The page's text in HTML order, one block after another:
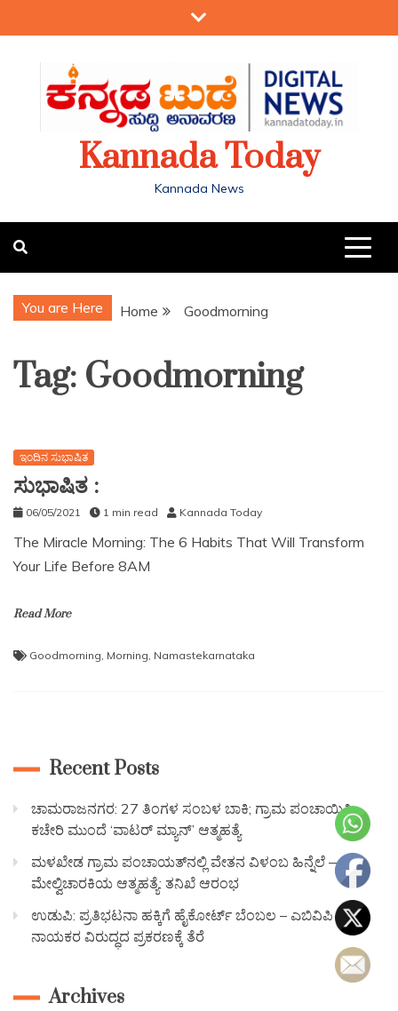
Kannada Today
Kannada News
You are Here Home Goodmorning
Tag: Goodmorning
ಇಂದಿನ ಸುಭಾಷಿತ
ಸುಭಾಷಿತ :
06/05/2021 1 min read Kannada Today
The Miracle Morning: The 6 Habits That Will Transform
Your Life Before 8AM
Read More
Goodmorning, Morning, Namastekarnataka
Recent Posts
ಚಾಮರಾಜನಗರ: 27 ತಿಂಗಳ ಸಂಬಳ ಬಾಕಿ; ಗ್ರಾಮ ಪಂಚಾಯಿತಿ
ಕಚೇರಿ ಮುಂದೆ ‘ವಾಟರ್ ಮ್ಯಾನ್’ ಆತ್ಮಹತ್ಯೆ
ಮಳಖೇಡ ಗ್ರಾಮ ಪಂಚಾಯತ್‌ನಲ್ಲಿ ವೇತನ ವಿಳಂಬ ಹಿನ್ನೆಲೆ —
ಮೇಲ್ವಿಚಾರಕಿಯ ಆತ್ಮಹತ್ಯೆ: ತನಿಖೆ ಆರಂಭ
ಉಡುಪಿ: ಪ್ರತಿಭಟನಾ ಹಕ್ಕಿಗೆ ಹೈಕೋರ್ಟ್ ಬೆಂಬಲ – ಎಬಿವಿಪಿ
ನಾಯಕರ ವಿರುದ್ಧದ ಪ್ರಕರಣಕ್ಕೆ ತೆರೆ
Archives